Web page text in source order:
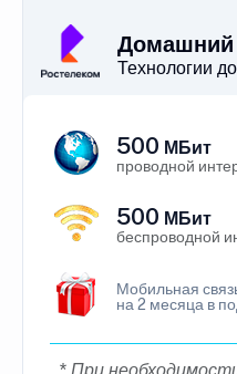
Домашний
Технологии
500 МБит
проводной
500 МБит
беспроводной
Мобильная
на 2 месяца в